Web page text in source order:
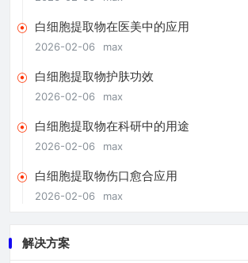
白细胞提取物在医美中的应用
2026-02-06 max
白细胞提取物护肤功效
2026-02-06 max
白细胞提取物在科研中的用途
2026-02-06 max
白细胞提取物伤口愈合应用
2026-02-06 max
解决方案